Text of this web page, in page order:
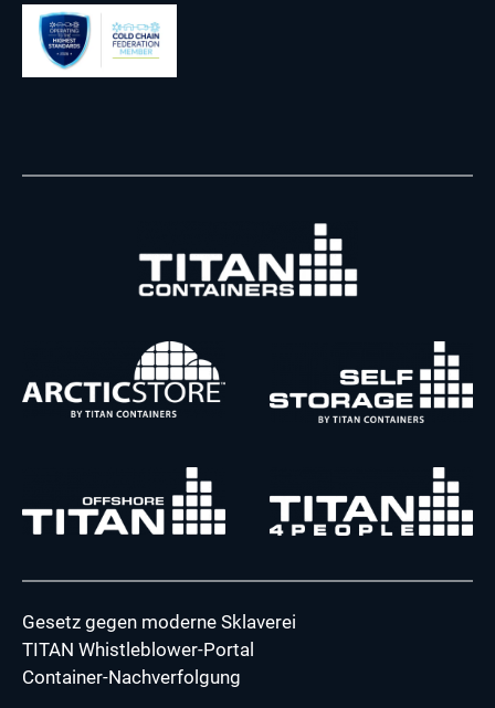
Gesetz gegen moderne Sklaverei
TITAN Whistleblower-Portal
Container-Nachverfolgung